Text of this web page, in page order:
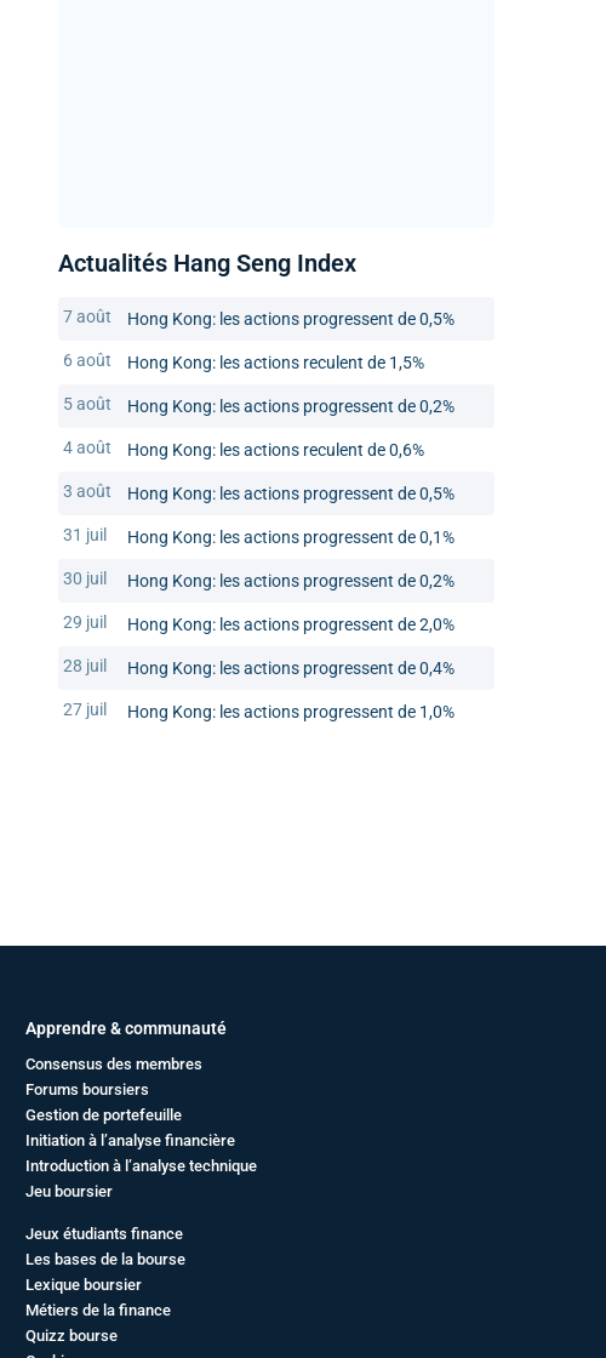
Actualités Hang Seng Index
7 août Hong Kong: les actions progressent de 0,5%
6 août Hong Kong: les actions reculent de 1,5%
5 août Hong Kong: les actions progressent de 0,2%
4 août Hong Kong: les actions reculent de 0,6%
3 août Hong Kong: les actions progressent de 0,5%
31 juil Hong Kong: les actions progressent de 0,1%
30 juil Hong Kong: les actions progressent de 0,2%
29 juil Hong Kong: les actions progressent de 2,0%
28 juil Hong Kong: les actions progressent de 0,4%
27 juil Hong Kong: les actions progressent de 1,0%
Apprendre & communauté
Consensus des membres
Forums boursiers
Gestion de portefeuille
Initiation à l’analyse financière
Introduction à l’analyse technique
Jeu boursier
Jeux étudiants finance
Les bases de la bourse
Lexique boursier
Métiers de la finance
Quizz bourse